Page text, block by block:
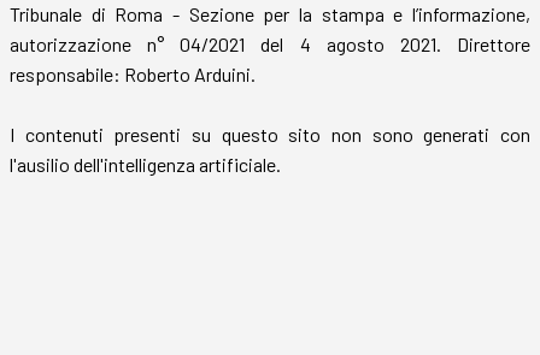
Tribunale di Roma - Sezione per la stampa e l’informazione,
autorizzazione n° 04/2021 del 4 agosto 2021. Direttore
responsabile: Roberto Arduini.
I contenuti presenti su questo sito non sono generati con
l'ausilio dell'intelligenza artificiale.